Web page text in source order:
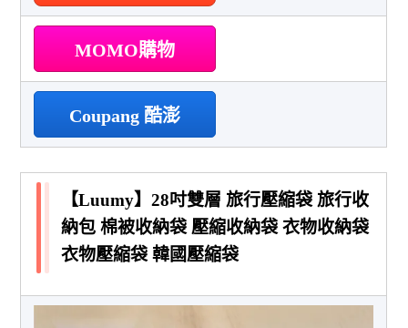
MOMO購物
Coupang 酷澎
【Luumy】28吋雙層 旅行壓縮袋 旅行收
納包 棉被收納袋 壓縮收納袋 衣物收納袋
衣物壓縮袋 韓國壓縮袋